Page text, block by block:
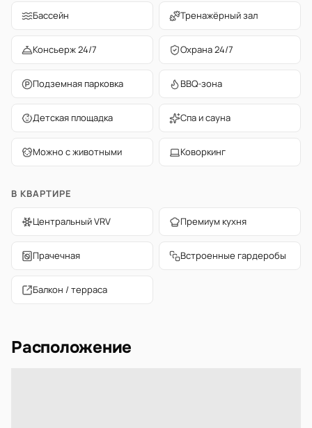
Бассейн Тренажёрный зал
Консьерж 24/7 Охрана 24/7
Подземная парковка BBQ-зона
Детская площадка Спа и сауна
Можно с животными Коворкинг
В КВАРТИРЕ
Центральный VRV Премиум кухня
Прачечная Встроенные гардеробы
Балкон / терраса
Расположение